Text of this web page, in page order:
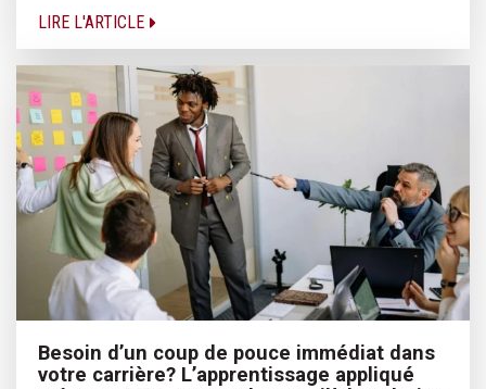
LIRE L'ARTICLE
Besoin d’un coup de pouce immédiat dans
votre carrière? L’apprentissage appliqué